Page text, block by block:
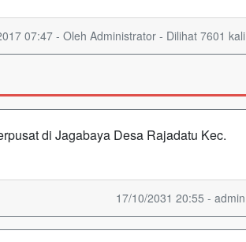
07:47 - Oleh Administrator - Dilihat 7601 kali
di Jagabaya Desa Rajadatu Kec.
17/10/2031 20:55 - admin